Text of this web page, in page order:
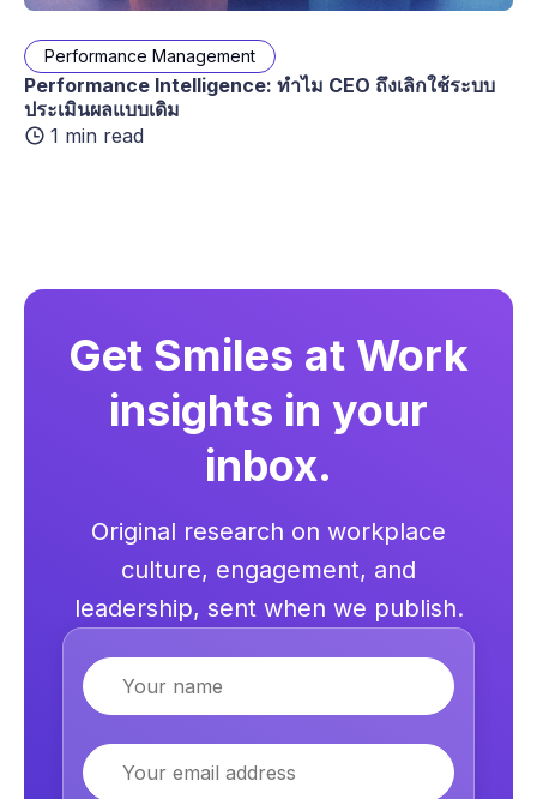
Performance Management
Performance Intelligence: ทำไม CEO ถึงเลิกใช้ระบบ
ประเมินผลแบบเดิม
1 min read
Get Smiles at Work
insights in your
inbox.
Original research on workplace
culture, engagement, and
leadership, sent when we publish.
Name
Email